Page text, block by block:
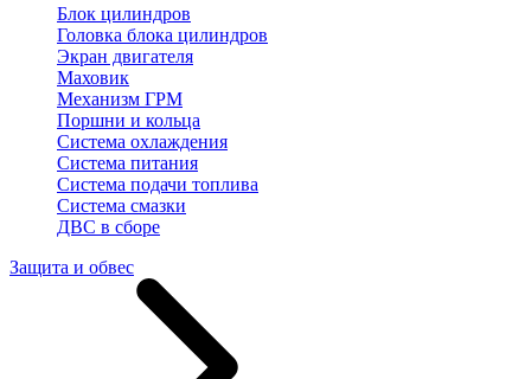
Блок цилиндров
Головка блока цилиндров
Экран двигателя
Маховик
Механизм ГРМ
Поршни и кольца
Система охлаждения
Система питания
Система подачи топлива
Система смазки
ДВС в сборе
Защита и обвес